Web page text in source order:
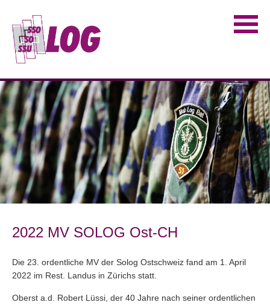
2022 MV SOLOG Ost-CH
Die 23. ordentliche MV der Solog Ostschweiz fand am 1. April
2022 im Rest. Landus in Zürichs statt.
Oberst a.d. Robert Lüssi, der 40 Jahre nach seiner ordentlichen